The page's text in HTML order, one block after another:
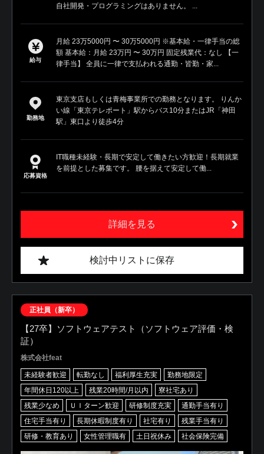
自社開発・プログラミングはありません。 ...
給与
月給 23万5000円 〜 30万5000円 ※基本給・一律手当の総
額 基本給：月給 23万円 〜 30万円 固定残業代：なし 【一
律手当】 全員に一律で支払われる通勤・皆勤・家...
勤務地
東京支店もしくは青梅事業所での勤務となります。 りんか
い線「東京テレポート」駅からバス10分またはJR「神田
駅」東口より徒歩4分
応募資格
IT職種未経験・長期で安定して働きたい方歓迎！長期就業
を前提とした募集です。 腰を据えて安定して働...
詳細を見る
検討中リストに保存
正社員（新卒）
【27卒】ソフトウェアテスト（ソフトウェア評価・検
証）
株式会社feat
未経験者歓迎 転勤なし 福利厚生充実
勤務地限定
年間休日120以上
残業20時間/月以内
寮社宅あり
残業少なめ
ＵＩターン歓迎 研修制度充実
通勤手当有り
住宅手当有り
長期休暇制度有り 社宅有り
残業手当有り
研修・教育あり
女性管理職有 土日祝休み 社会保険完備